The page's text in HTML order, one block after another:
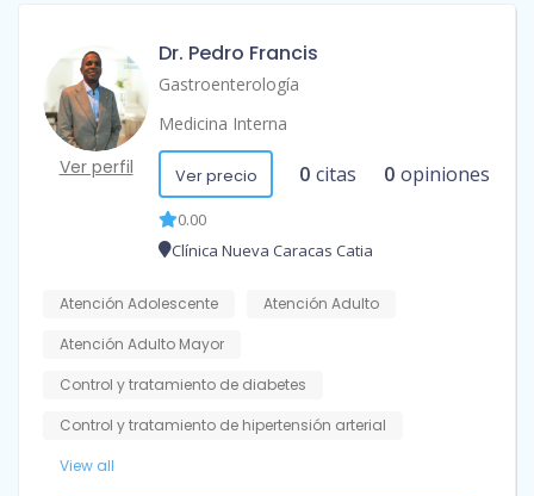
Ver perfil
Dr. Pedro Francis
Gastroenterología
Medicina Interna
Ver precio 0 citas 0 opiniones
0.00
Clínica Nueva Caracas Catia
Atención Adolescente
Atención Adulto
Atención Adulto Mayor
Control y tratamiento de diabetes
Control y tratamiento de hipertensión arterial
View all